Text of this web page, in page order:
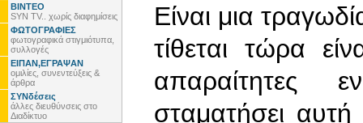
ΒΙΝΤΕΟ
SYN TV.. χωρίς διαφημίσεις
ΦΩΤΟΓΡΑΦΙΕΣ
φωτογραφικά στιγμιότυπα,
συλλογές
ΕΙΠΑΝ,ΕΓΡΑΨΑΝ
ομιλίες, συνεντεύξεις &
άρθρα
ΣΥΝδέσεις
άλλες διευθύνσεις στο
Διαδίκτυο
Είναι μια
τίθεται τώρα
απαραίτητες
σταματήσει